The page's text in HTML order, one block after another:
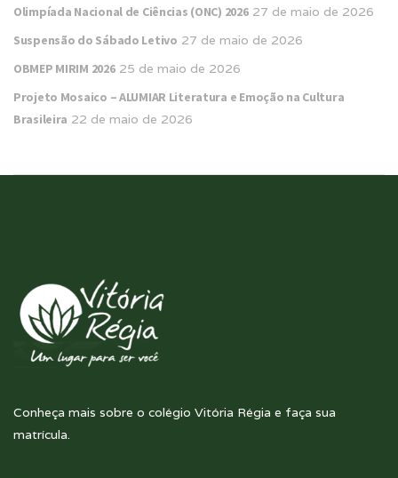
Olimpíada Nacional de Ciências (ONC) 2026 27 de maio de 2026
Suspensão do Sábado Letivo 27 de maio de 2026
OBMEP MIRIM 2026 25 de maio de 2026
Projeto Mosaico – ALUMIAR Literatura e Emoção na Cultura
Brasileira 22 de maio de 2026
Conheça mais sobre o colégio Vitória Régia e faça sua
matrícula.